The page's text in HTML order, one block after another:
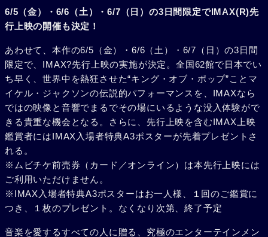
6/5（金）・6/6（土）・6/7（日）の3日間限定でIMAX(R)先
行上映の開催も決定！
あわせて、本作の6/5（金）・6/6（土）・6/7（日）の3日間
限定で、IMAX?先行上映の実施が決定。全国62館で日本でい
ち早く、世界中を熱狂させた“キング・オブ・ポップ”ことマ
イケル・ジャクソンの伝説的パフォーマンスを、IMAXなら
ではの映像と音響でまるでその場にいるような没入体験がで
きる貴重な機会となる。さらに、先行上映を含むIMAX上映
鑑賞者にはIMAX入場者特典A3ポスターが先着プレゼントさ
れる。
※ムビチケ前売券（カード／オンライン）は本先行上映には
ご利用いただけません。
※IMAX入場者特典A3ポスターはお一人様、１回のご鑑賞に
つき、１枚のプレゼント。なくなり次第、終了予定
音楽を愛するすべての人に贈る、究極のエンターテインメン